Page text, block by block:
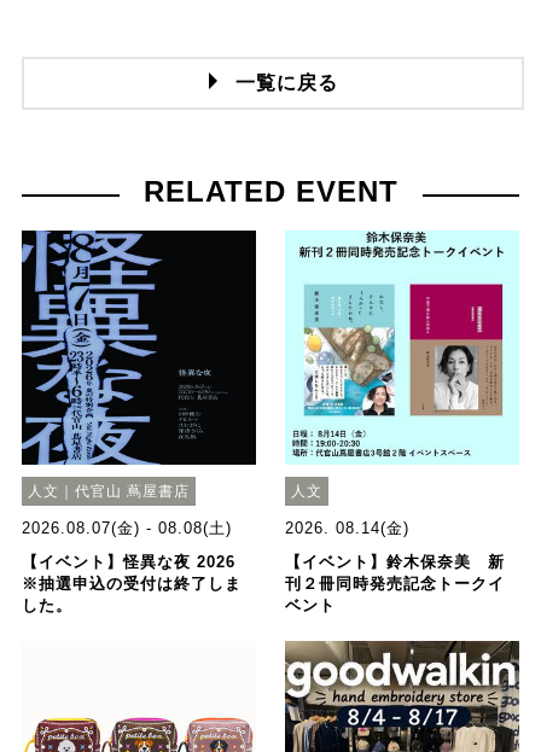
一覧に戻る
RELATED EVENT
人文｜代官山 蔦屋書店
2026.08.07(金) - 08.08(土)
【イベント】怪異な夜 2026
※抽選申込の受付は終了しま
した。
人文
2026. 08.14(金)
【イベント】鈴木保奈美 新
刊２冊同時発売記念トークイ
ベント